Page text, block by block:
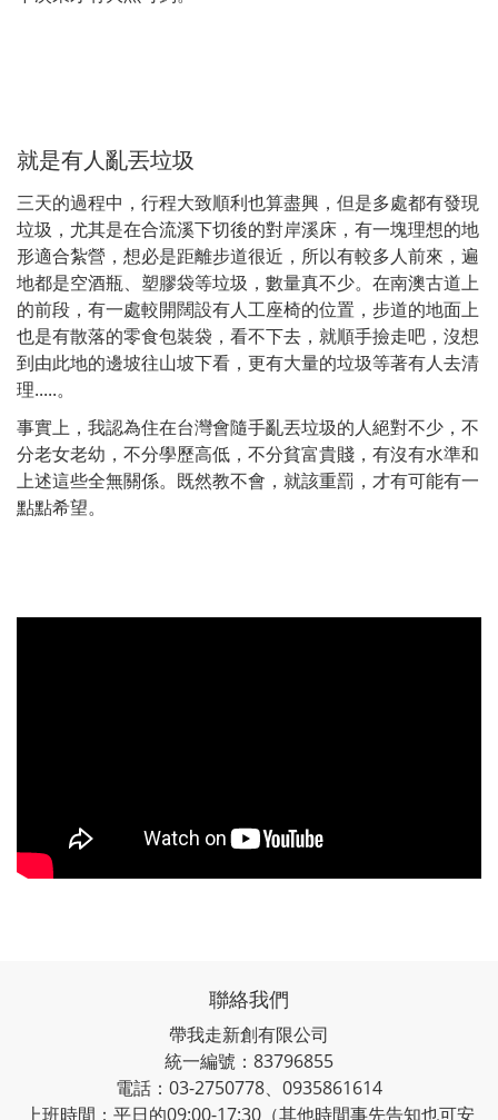
就是有人亂丟垃圾
三天的過程中，行程大致順利也算盡興，但是多處都有發現
垃圾，尤其是在合流溪下切後的對岸溪床，有一塊理想的地
形適合紮營，想必是距離步道很近，所以有較多人前來，遍
地都是空酒瓶、塑膠袋等垃圾，數量真不少。在南澳古道上
的前段，有一處較開闊設有人工座椅的位置，步道的地面上
也是有散落的零食包裝袋，看不下去，就順手撿走吧，沒想
到由此地的邊坡往山坡下看，更有大量的垃圾等著有人去清
理.....。
事實上，我認為住在台灣會隨手亂丟垃圾的人絕對不少，不
分老女老幼，不分學歷高低，不分貧富貴賤，有沒有水準和
上述這些全無關係。既然教不會，就該重罰，才有可能有一
點點希望。
聯絡我們
帶我走新創有限公司
統一編號：83796855
電話：03-2750778、0935861614
上班時間：平日的09:00-17:30（其他時間事先告知也可安